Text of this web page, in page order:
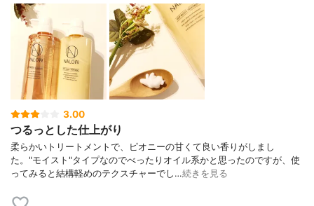
3.00
つるっとした仕上がり
柔らかいトリートメントで、ピオニーの甘くて良い香りがしまし
た。"モイスト"タイプなのでべったりオイル系かと思ったのですが、使
ってみると結構軽めのテクスチャーでし…続きを見る